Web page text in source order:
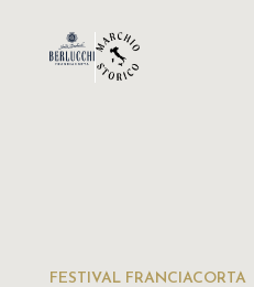
FESTIVAL FRANCIACORTA